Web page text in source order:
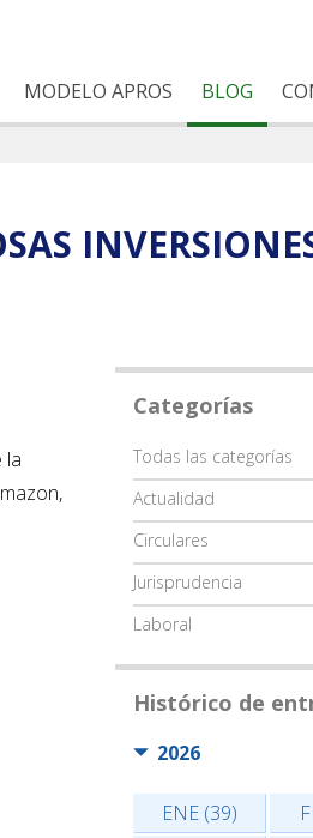
MODELO APROS BLOG
la
Categorías
Categoría
Todas las categorías
Actualidad
Circulares
Jurisprudencia
Laboral
Histórico de
2026
ENE (39)